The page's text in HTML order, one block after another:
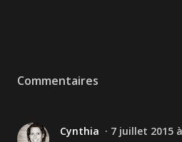
Commentaires
Cynthia 7 juillet 2015